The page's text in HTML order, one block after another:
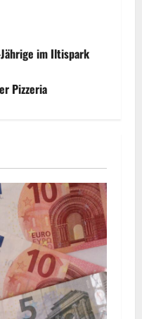
im Iltispark
Pizzeria